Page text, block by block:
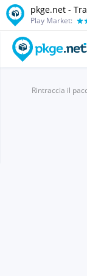
pkge.net -
Play Market:
Rintraccia il